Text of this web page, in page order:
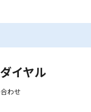
イヤル
わせ